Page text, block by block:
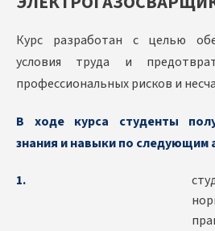
Курс разработан с целью
условия труда и
профессиональных рисков и
В ходе курса студенты
знания и навыки по следующим